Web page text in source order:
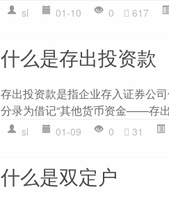
sl 01-10 0 617
什么是存出投资款
存出投资款是指企业存入证券公
分录为借记“其他货币资金——存
sl 01-09 0 31
什么是双定户